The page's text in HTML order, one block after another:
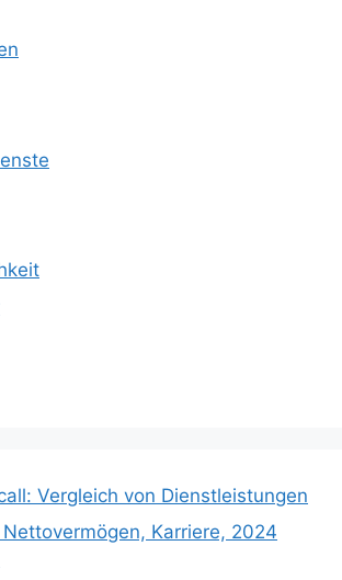
Vergleich von Dienstleistungen
Karriere, 2024